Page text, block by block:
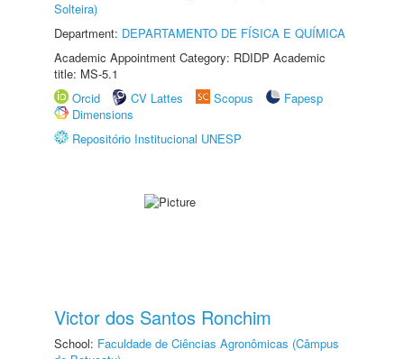
Solteira)
Department: DEPARTAMENTO DE FÍSICA E QUÍMICA
Academic Appointment Category: RDIDP Academic
title: MS-5.1
Orcid
CV Lattes Scopus
Fapesp
Dimensions
Repositório Institucional UNESP
Victor dos Santos Ronchim
School: Faculdade de Ciências Agronômicas (Câmpus